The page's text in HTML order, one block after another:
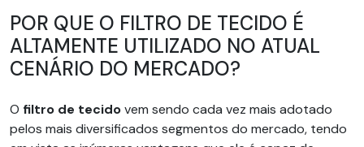
POR QUE O FILTRO DE TECIDO É
ALTAMENTE UTILIZADO NO ATUAL
CENÁRIO DO MERCADO?
O filtro de tecidovem sendo cada vez mais adotado
pelos mais diversificados segmentos do mercado, tendo